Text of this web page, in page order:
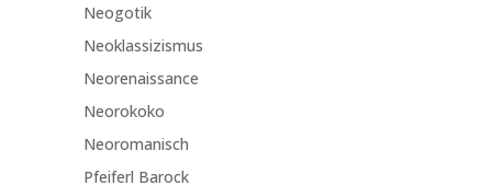
Neogotik
Neoklassizismus
Neorenaissance
Neorokoko
Neoromanisch
Pfeiferl Barock